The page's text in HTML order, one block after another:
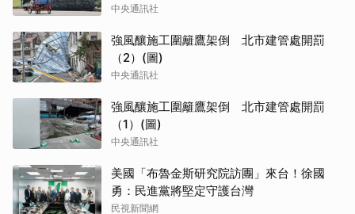
中央通訊社
強風釀施工圍籬鷹架倒 北市建管處開罰
（2）(圖)
中央通訊社
強風釀施工圍籬鷹架倒 北市建管處開罰
（1）(圖)
中央通訊社
美國「布魯金斯研究院訪團」來台！徐國
勇：民進黨將堅定守護台灣
民視新聞網